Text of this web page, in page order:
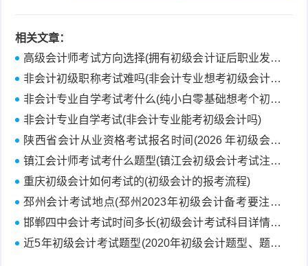
相关文章：
高级会计师考试方向选择(拥有初级会计证后职业发展
方向！)
非会计初级职称考试难吗(非会计专业想考初级会计证
难吗)
非会计专业自学考试考什么(纯小白零基础想考个初级
会计需要准备什么吗？)
非会计专业自学考试(非会计专业能考初级会计吗)
陕西省会计从业资格考试报名时间(2026 年初级会计
报名时间定了吗？附最新安排)
镇江会计师考试考什么题型(镇江会初级会计考试注意
事项)
重庆初级会计如何考试的(初级会计的报考流程)
邳州会计考试地点(邳州2023年初级会计备考要注意
什么？)
邯郸四中会计考试时间多长(初级会计考试科目详情分
析)
近5年初级会计考试题型(2020年初级会计题型、题量